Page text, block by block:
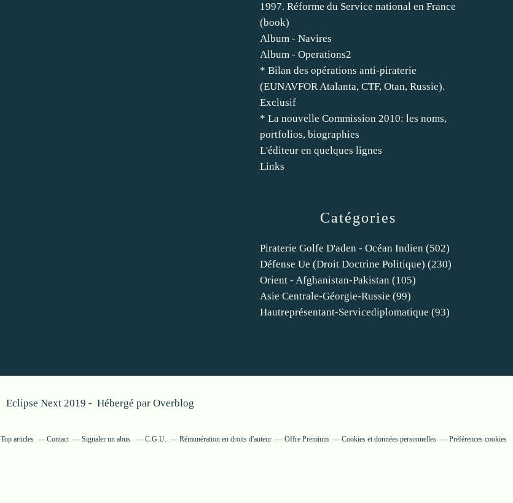
Catégories
Piraterie Golfe D'aden - Océan Indien (502)
Défense Ue (droit Doctrine Politique) (230)
Orient - Afghanistan-Pakistan (105)
Asie Centrale-Géorgie-Russie (99)
Hautreprésentant-Servicediplomatique (93)
1997. Réforme du Service national en France
(book)
Album - Navires
Album - Operations2
* Bilan des opérations anti-piraterie
(EUNAVFOR Atalanta, CTF, Otan, Russie).
Exclusif
* La nouvelle Commission 2010: les noms,
portfolios, biographies
L'éditeur en quelques lignes
Links
Eclipse Next 2019 - Hébergé par Overblog
Top articles Contact Signaler un abus C.G.U. Rémunération en droits d'auteur Offre Premium Cookies et données personnelles Préférences cookies